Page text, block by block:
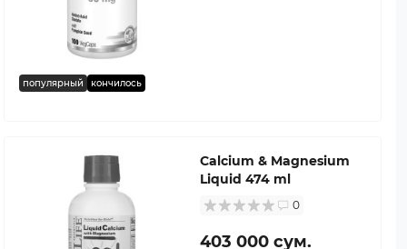
популярный кончилось
Calcium & Magnesium
Liquid 474 ml
0
403 000 сум.